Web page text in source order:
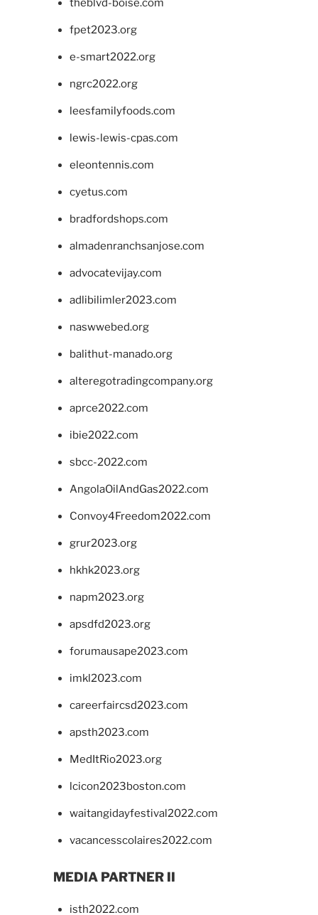
theblvd-boise.com
fpet2023.org
e-smart2022.org
ngrc2022.org
leesfamilyfoods.com
lewis-lewis-cpas.com
eleontennis.com
cyetus.com
bradfordshops.com
almadenranchsanjose.com
advocatevijay.com
adlibilimler2023.com
naswwebed.org
balithut-manado.org
alteregotradingcompany.org
aprce2022.com
ibie2022.com
sbcc-2022.com
AngolaOilAndGas2022.com
Convoy4Freedom2022.com
grur2023.org
hkhk2023.org
napm2023.org
apsdfd2023.org
forumausape2023.com
imkl2023.com
careerfaircsd2023.com
apsth2023.com
MedItRio2023.org
lcicon2023boston.com
waitangidayfestival2022.com
vacancesscolaires2022.com
MEDIA PARTNER II
isth2022.com